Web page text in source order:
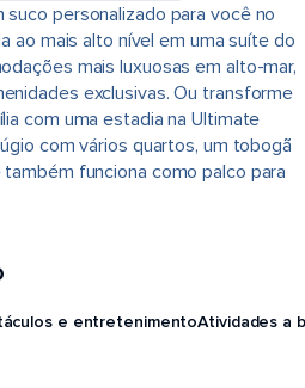
personalizado para você no
ao mais alto nível em uma suíte do
mais luxuosas em alto-mar,
exclusivas. Ou transforme
com uma estadia na Ultimate
com vários quartos, um tobogã
funciona como palco para
e entretenimentoAtividades a